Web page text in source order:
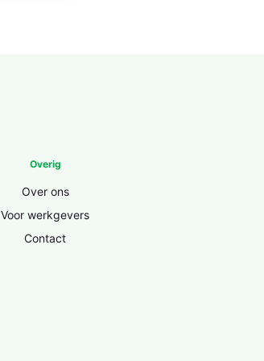
Overig
Over ons
Voor werkgevers
Contact